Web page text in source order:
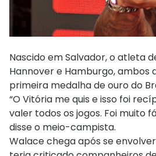
Nascido em Salvador, o atleta
Hannover e Hamburgo, ambos
primeira medalha de ouro do
“O Vitória me quis e isso foi
valer todos os jogos. Foi muito
disse o meio-campista.
Walace chega após se